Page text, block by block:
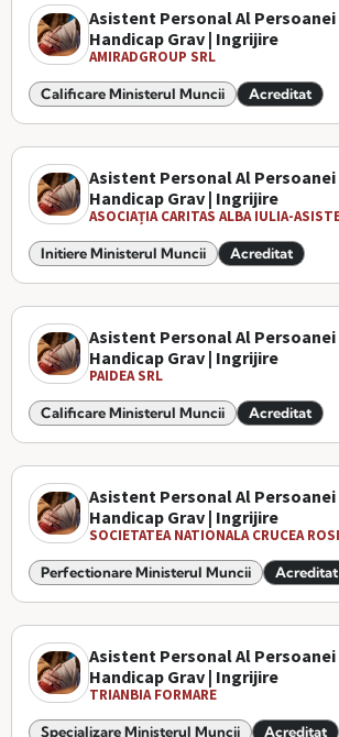
Asistent Personal Al Persoanei
Handicap Grav | Ingrijire
AMIRADGROUP SRL
Calificare Ministerul Muncii Acreditat
Asistent Personal Al Persoanei
Handicap Grav | Ingrijire
ASOCIAȚIA CARITAS ALBA IULIA-
Initiere Ministerul Muncii Acreditat
Asistent Personal Al Persoanei
Handicap Grav | Ingrijire
PAIDEA SRL
Calificare Ministerul Muncii Acreditat
Asistent Personal Al Persoanei
Handicap Grav | Ingrijire
SOCIETATEA NATIONALA CRUCEA
Perfectionare Ministerul Muncii Acreditat
Asistent Personal Al Persoanei
Handicap Grav | Ingrijire
TRIANBIA FORMARE
Specializare Ministerul Muncii Acreditat